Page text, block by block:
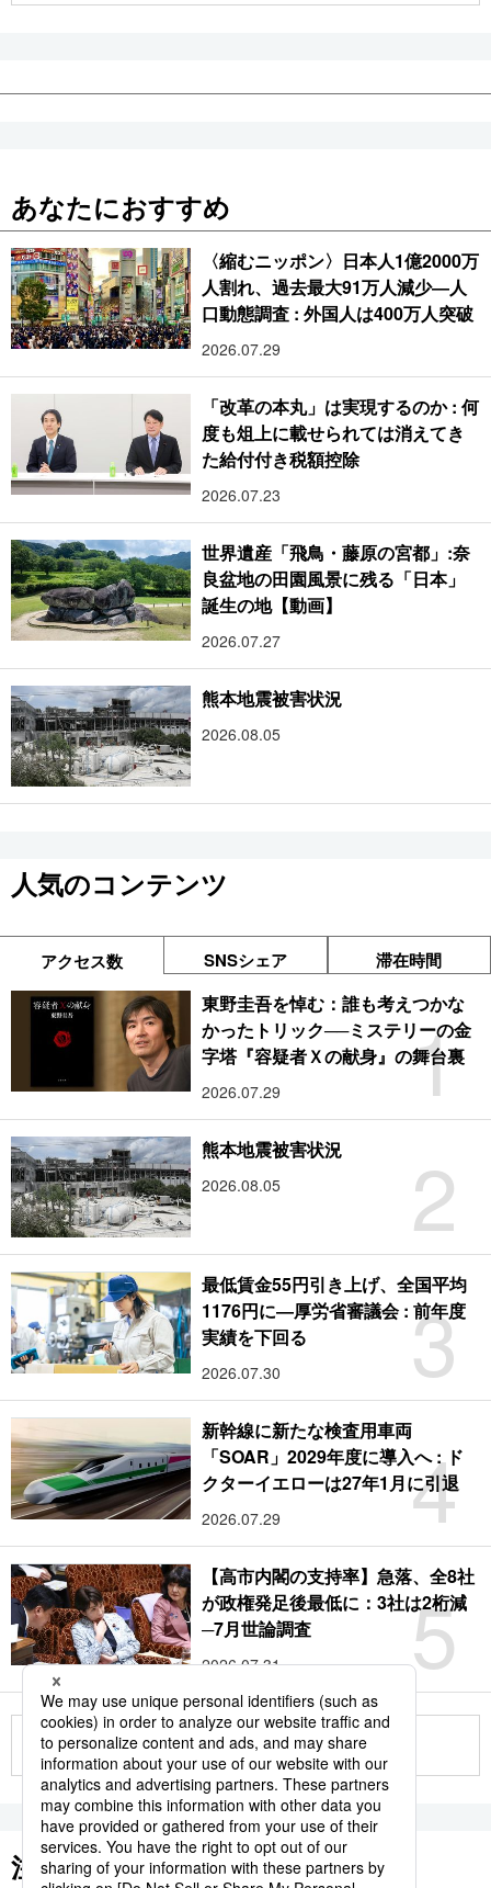
あなたにおすすめ
〈縮むニッポン〉日本人1億2000万
人割れ、過去最大91万人減少―人
口動態調査 : 外国人は400万人突破
2026.07.29
「改革の本丸」は実現するのか : 何
度も俎上に載せられては消えてき
た給付付き税額控除
2026.07.23
世界遺産「飛鳥・藤原の宮都」:奈
良盆地の田園風景に残る「日本」
誕生の地【動画】
2026.07.27
熊本地震被害状況
2026.08.05
人気のコンテンツ
アクセス数 SNSシェア 滞在時間
1
東野圭吾を悼む：誰も考えつかな
かったトリック──ミステリーの金
字塔『容疑者Ｘの献身』の舞台裏
2026.07.29
2
熊本地震被害状況
2026.08.05
3
最低賃金55円引き上げ、全国平均
1176円に―厚労省審議会 : 前年度
実績を下回る
2026.07.30
4
新幹線に新たな検査用車両
「SOAR」2029年度に導入へ : ド
クターイエローは27年1月に引退
2026.07.29
5
【高市内閣の支持率】急落、全8社
が政権発足後最低に：3社は2桁減
─7月世論調査
2026.07.31
もっと見る
注目のキーワード